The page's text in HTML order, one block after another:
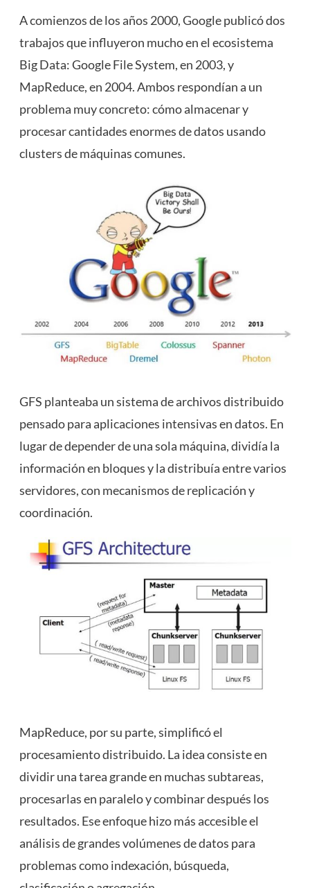
A comienzos de los años 2000, Google publicó dos
trabajos que influyeron mucho en el ecosistema
Big Data: Google File System, en 2003, y
MapReduce, en 2004. Ambos respondían a un
problema muy concreto: cómo almacenar y
procesar cantidades enormes de datos usando
clusters de máquinas comunes.
GFS planteaba un sistema de archivos distribuido
pensado para aplicaciones intensivas en datos. En
lugar de depender de una sola máquina, dividía la
información en bloques y la distribuía entre varios
servidores, con mecanismos de replicación y
coordinación.
MapReduce, por su parte, simplificó el
procesamiento distribuido. La idea consiste en
dividir una tarea grande en muchas subtareas,
procesarlas en paralelo y combinar después los
resultados. Ese enfoque hizo más accesible el
análisis de grandes volúmenes de datos para
problemas como indexación, búsqueda,